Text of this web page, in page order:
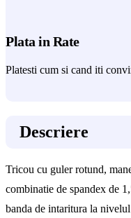
Plata in Rate
Platesti cum si cand iti
Descriere
Tricou cu guler rotund,
combinatie de spandex de
banda de intaritura la